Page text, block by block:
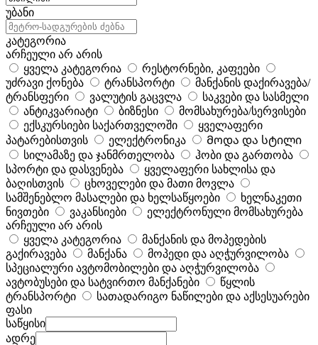
უბანი
კატეგორია
არჩეული არ არის
ყველა კატეგორია
რესტორნები, კაფეები
უძრავი ქონება
ტრანსპორტი
მანქანის დაქირავება/
ტრანსფერი
ვალუტის გაცვლა
საკვები და სასმელი
ანტიკვარიატი
ბიზნესი
მომსახურება/სერვისები
ექსკურსიები საქართველოში
ყველაფერი
პატარებისთვის
ელექტრონიკა
Მოდა და სტილი
სილამაზე და ჯანმრთელობა
ჰობი და გართობა
სპორტი და დასვენება
ყველაფერი სახლისა და
ბაღისთვის
ცხოველები და მათი მოვლა
სამშენებლო მასალები და ხელსაწყოები
ხელნაკეთი
ნივთები
ვაკანსიები
ელექტრონული მომსახურება
არჩეული არ არის
ყველა კატეგორია
მანქანის და მოპედების
გაქირავება
მანქანა
მოპედი და აღჭურვილობა
სპეციალური ავტომობილები და აღჭურვილობა
ავტობუსები და სატვირთო მანქანები
წყლის
ტრანსპორტი
სათადარიგო ნაწილები და აქსესუარები
ფასი
საწყისი
ადრე